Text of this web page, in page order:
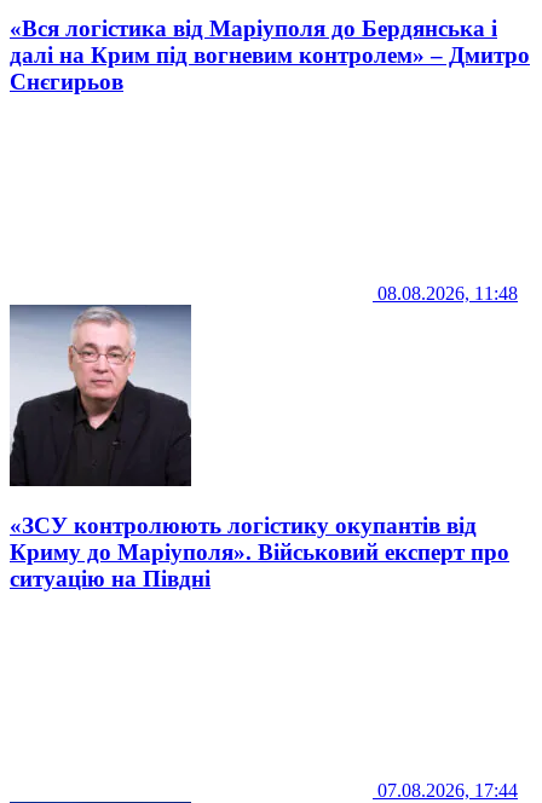
«Вся логістика від Маріуполя до Бердянська і
далі на Крим під вогневим контролем» – Дмитро
Снєгирьов
08.08.2026, 11:48
«ЗСУ контролюють логістику окупантів від
Криму до Маріуполя». Військовий експерт про
ситуацію на Півдні
07.08.2026, 17:44